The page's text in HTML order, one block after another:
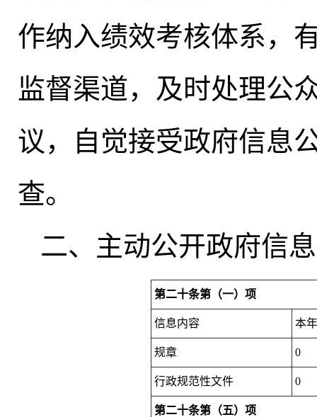
作纳入绩效考核体系，
监督渠道，及时处理公
议 ，
自觉接受政府信息
查。
二、主动公开政府信
第二十条第（一）项
信息内容 本
规章 0
行政规范性文件 0
第二十条第（五）项